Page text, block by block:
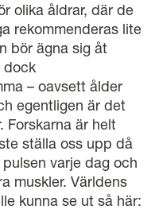
olika åldrar, där de
rekommenderas lite
bör ägna sig åt
dock
– oavsett ålder
egentligen är det
Forskarna är helt
ställa oss upp då
varje dag och
muskler. Världens
kunna se ut så här: